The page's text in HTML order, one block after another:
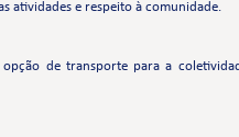
atividades e respeito à comunidade.
de transporte para a